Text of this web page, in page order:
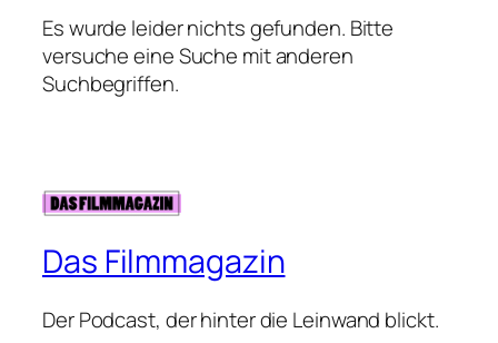
Es wurde leider nichts gefunden. Bitte
versuche eine Suche mit anderen
Suchbegriffen.
Das Filmmagazin
Der Podcast, der hinter die Leinwand blickt.